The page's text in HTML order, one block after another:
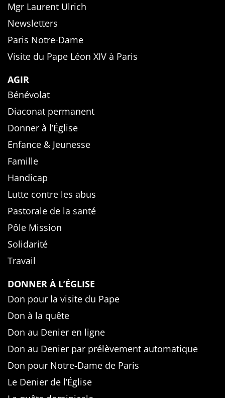
Mgr Laurent Ulrich
Newsletters
Paris Notre-Dame
Visite du Pape Léon XIV à Paris
AGIR
Bénévolat
Diaconat permanent
Donner à l’Église
Enfance & Jeunesse
Famille
Handicap
Lutte contre les abus
Pastorale de la santé
Pôle Mission
Solidarité
Travail
DONNER À L’ÉGLISE
Don pour la visite du Pape
Don à la quête
Don au Denier en ligne
Don au Denier par prélèvement automatique
Don pour Notre-Dame de Paris
Le Denier de l’Église